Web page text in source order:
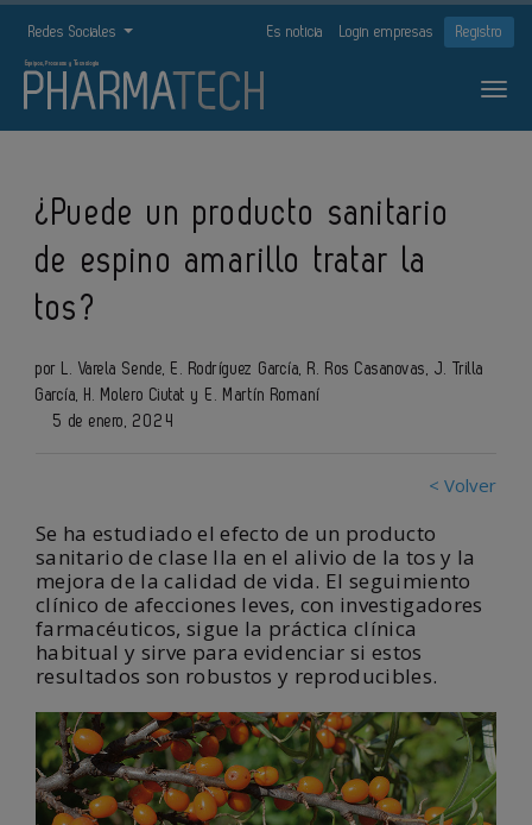
Redes Sociales Es noticia Login empresas Registro
¿Puede un producto sanitario
de espino amarillo tratar la
tos?
por L. Varela Sende, E. Rodríguez García, R. Ros Casanovas, J. Trilla
García, H. Molero Ciutat y E. Martín Romaní
5 de enero, 2024
< Volver
Se ha estudiado el efecto de un producto
sanitario de clase IIa en el alivio de la tos y la
mejora de la calidad de vida. El seguimiento
clínico de afecciones leves, con investigadores
farmacéuticos, sigue la práctica clínica
habitual y sirve para evidenciar si estos
resultados son robustos y reproducibles.